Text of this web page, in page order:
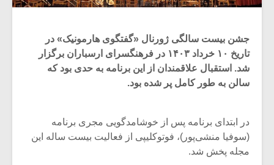
جشن بیست سالگی ژورنال «گفتگوی هارمونیک» در
تاریخ ۱۰ خرداد ۱۴۰۳ در فرهنگسرای ارسباران برگزار
شد. استقبال علاقمندان از این برنامه به حدی بود که
سالن به طور کامل پر شده بود.
در ابتدای برنامه پس از خوشامدگویی مجری برنامه
(سوفیا منشی‌پور)، فوتوکلیپی از فعالیت بیست ساله این
مجله پخش شد.